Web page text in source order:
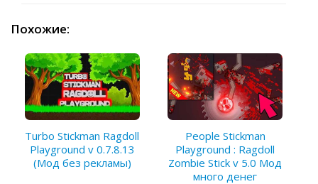
Похожие:
Turbo Stickman Ragdoll
Playground v 0.7.8.13
(Мод без рекламы)
People Stickman
Playground : Ragdoll
Zombie Stick v 5.0 Мод
много денег